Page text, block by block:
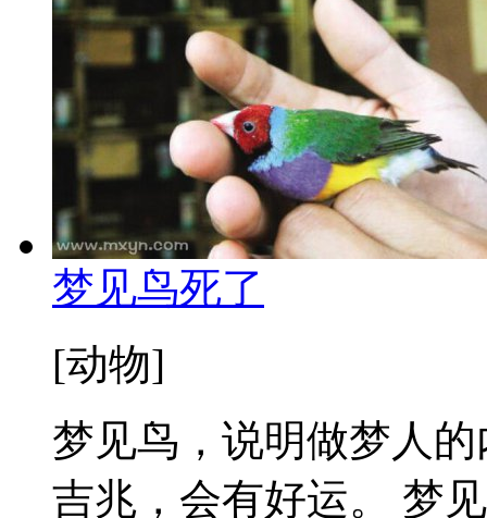
梦见鸟死了
[动物]
梦见鸟，说明做梦人
吉兆，会有好运。 梦